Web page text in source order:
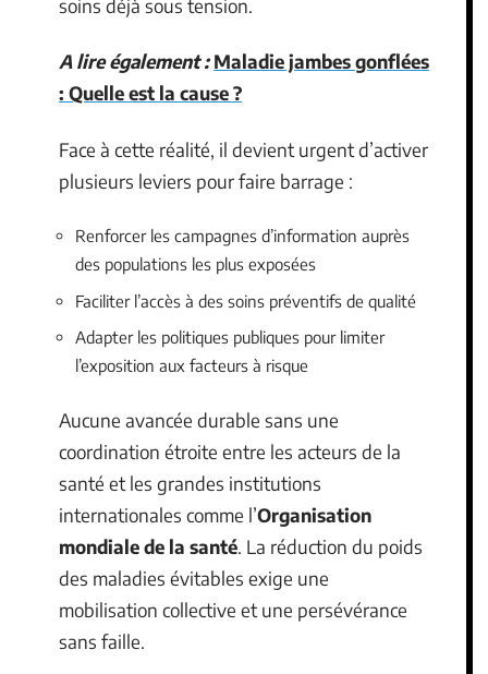
soins déjà sous tension.
A lire également : Maladie jambes gonflées
: Quelle est la cause ?
Face à cette réalité, il devient urgent d’activer
plusieurs leviers pour faire barrage :
Renforcer les campagnes d’information auprès
des populations les plus exposées
Faciliter l’accès à des soins préventifs de qualité
Adapter les politiques publiques pour limiter
l’exposition aux facteurs à risque
Aucune avancée durable sans une
coordination étroite entre les acteurs de la
santé et les grandes institutions
internationales comme l’Organisation
mondiale de la santé. La réduction du poids
des maladies évitables exige une
mobilisation collective et une persévérance
sans faille.